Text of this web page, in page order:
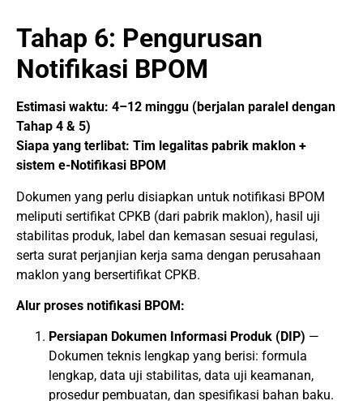
Tahap 6: Pengurusan
Notifikasi BPOM
Estimasi waktu: 4–12 minggu (berjalan paralel dengan
Tahap 4 & 5)
Siapa yang terlibat: Tim legalitas pabrik maklon +
sistem e-Notifikasi BPOM
Dokumen yang perlu disiapkan untuk notifikasi BPOM
meliputi sertifikat CPKB (dari pabrik maklon), hasil uji
stabilitas produk, label dan kemasan sesuai regulasi,
serta surat perjanjian kerja sama dengan perusahaan
maklon yang bersertifikat CPKB.
Alur proses notifikasi BPOM:
Persiapan Dokumen Informasi Produk (DIP) —
Dokumen teknis lengkap yang berisi: formula
lengkap, data uji stabilitas, data uji keamanan,
prosedur pembuatan, dan spesifikasi bahan baku.